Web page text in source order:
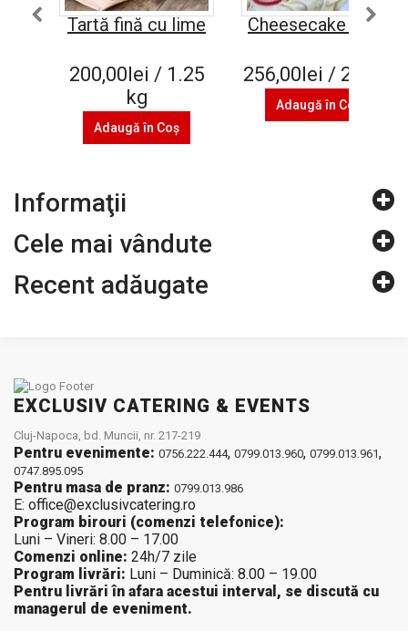
Tartă fină cu lime
200,00lei / 1.25
kg
Adaugă în Coş
Cheesecake Oreo
256,00lei / 2.4 kg
Adaugă în Coş
Informaţii
Cele mai vândute
Recent adăugate
EXCLUSIV CATERING & EVENTS
Cluj-Napoca, bd. Muncii, nr. 217-219
Pentru evenimente: 0756.222.444, 0799.013.960, 0799.013.961,
0747.895.095
Pentru masa de pranz: 0799.013.986
E: office@exclusivcatering.ro
Program birouri (comenzi telefonice):
Luni – Vineri: 8.00 – 17.00
Comenzi online: 24h/7 zile
Program livrări: Luni – Duminică: 8.00 – 19.00
Pentru livrări în afara acestui interval, se discută cu
managerul de eveniment.